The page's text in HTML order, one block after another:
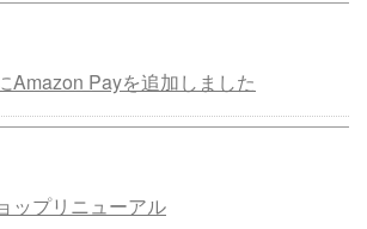
Amazon Payを追加しました
ップリニューアル